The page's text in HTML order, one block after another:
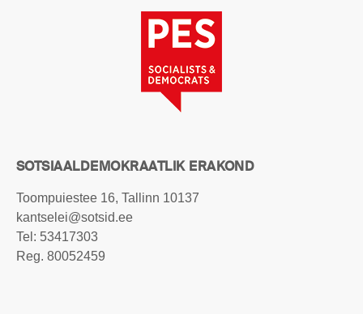
SOTSIAALDEMOKRAATLIK ERAKOND
Toompuiestee 16, Tallinn 10137
kantselei@sotsid.ee
Tel: 53417303
Reg. 80052459